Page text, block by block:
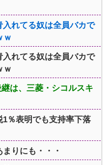
れてる奴は全員バカで
ｗ
れてる奴は全員バカで
ｗ
は、三菱・シコルスキ
1％表明でも支持率下落
りにも・・・